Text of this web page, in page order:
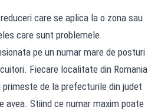
care se aplica la o zona sau
care sunt problemele.
pe un numar mare de posturi
Fiecare localitate din Romania
de la prefecturile din judet
avea. Stiind ce numar maxim poate